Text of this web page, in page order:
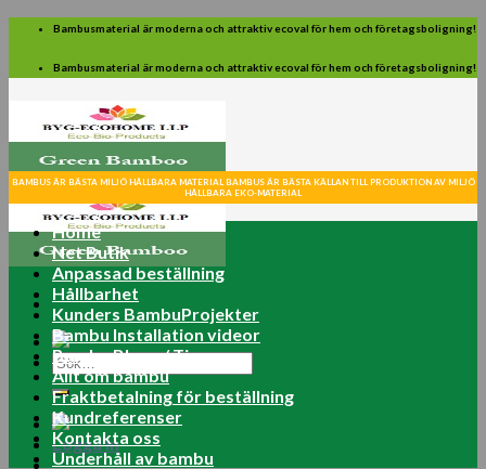
Skip
content
Bambusmaterial är moderna och attraktiv ecoval för hem och företagsboligning!
Bambusmaterial är moderna och attraktiv ecoval för hem och företagsboligning!
Sök
efter:
Logga in
BAMBUS ÄR BÄSTA MILJÖ HÅLLBARA MATERIAL BAMBUS ÄR BÄSTA KÄLLAN TILL PRODUKTION AV MILJÖ
HÅLLBARA EKO-MATERIAL
Home
Net Butik
Anpassad beställning
Hållbarhet
Kunders BambuProjekter
Bambu Installation videor
Bambu Blogg / Tips
Allt om bambu
Fraktbetalning för beställning
Kundreferenser
Kontakta oss
Underhåll av bambu